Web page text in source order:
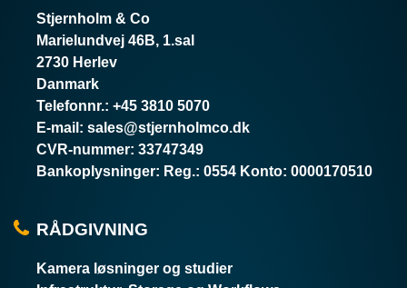
Stjernholm & Co
Marielundvej 46B, 1.sal
2730 Herlev
Danmark
Telefonnr.: +45 3810 5070
E-mail : sales@stjernholmco.dk
CVR-nummer: 33747349
Bankoplysninger: Reg.: 0554 Konto: 0000170510
RÅDGIVNING
Kamera løsninger og studier